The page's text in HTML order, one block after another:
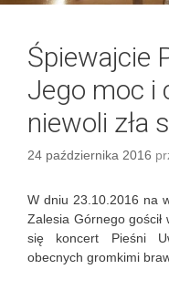
Śpiewajcie
Jego moc i
niewoli zła
24 października 2016
W dniu 23.10.2016 na
Zalesia Górnego gościł
się koncert Pieśni
obecnych gromkimi